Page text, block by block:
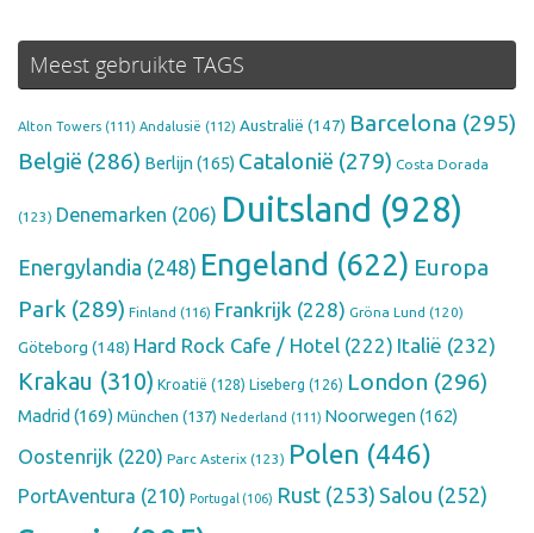
Meest gebruikte TAGS
Alton Towers (111) Andalusië (112) Australië (147) Barcelona (295)
België (286) Berlijn(165) Catalonië (279) Costa Dorada
(123) Denemarken (206) Duitsland (928)
Energylandia (248) Engeland (622) Europa
Park (289) Finland (116) Frankrijk (228) Gröna Lund (120)
Göteborg (148) Hard Rock Cafe / Hotel (222) Italië (232)
Krakau (310) Kroatië (128) Liseberg (126) London (296)
Madrid (169) München (137) Nederland (111) Noorwegen (162)
Oostenrijk (220) Parc Asterix (123) Polen (446)
PortAventura (210) Portugal (106) Rust (253) Salou (252)